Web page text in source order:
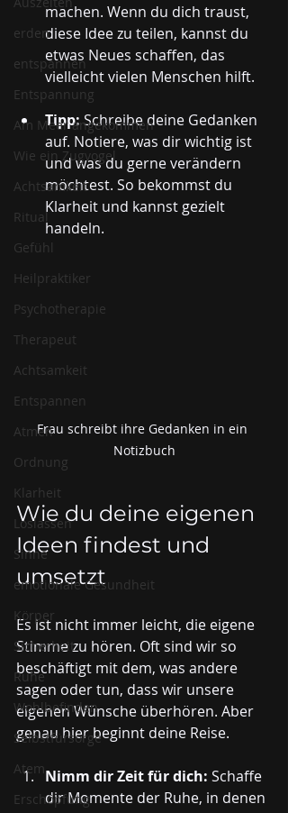
erden
entspannen
Entspannung
Am Meer angekommen
Wie ein Zugvogel
Achtsamkeit
Ritual
Gefühl
Heilpraktiker
Psychotherapie
Therapeut
Achtsamkeit
Entspannen
Atmen
Ordnung
Klarheit
Loslassen
Sinne
emotionale Gesundheit
Körper
Sicherheit
Ruhe
Wohlbefinden
Selbstfürsorge
Atem
Erschöpfung
machen. Wenn du dich traust,
diese Idee zu teilen, kannst du
etwas Neues schaffen, das
vielleicht vielen Menschen hilft.
Tipp: Schreibe deine Gedanken
auf. Notiere, was dir wichtig ist
und was du gerne verändern
möchtest. So bekommst du
Klarheit und kannst gezielt
handeln.
Frau schreibt ihre Gedanken in ein
Notizbuch
Wie du deine eigenen
Ideen findest und
umsetzt
Es ist nicht immer leicht, die eigene
Stimme zu hören. Oft sind wir so
beschäftigt mit dem, was andere
sagen oder tun, dass wir unsere
eigenen Wünsche überhören. Aber
genau hier beginnt deine Reise.
Nimm dir Zeit für dich: Schaffe
dir Momente der Ruhe, in denen